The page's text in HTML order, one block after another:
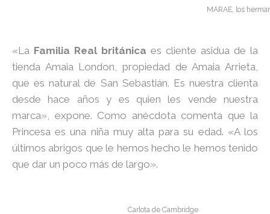
MARAE, los
«La Familia Real británica es cliente asidua de la
tienda Amaia London, propiedad de Amaia Arrieta,
que es natural de San Sebastián. Es nuestra clienta
desde hace años y es quien les vende nuestra
marca», expone. Como anécdota comenta que la
Princesa es una niña muy alta para su edad. «A los
últimos abrigos que le hemos hecho le hemos tenido
que dar un poco más de largo».
Carlota de Cambridge